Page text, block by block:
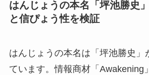
はんじょうの本名「坪池勝史
と信ぴょう性を検証
はんじょうの本名は「坪池勝史」
ています。情報商材「Awakening